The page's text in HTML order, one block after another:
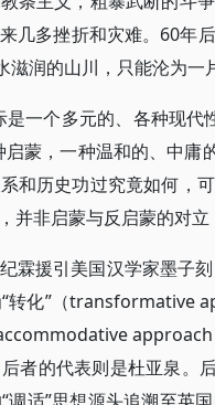
几多挫折和灾难。60年
润的山川，只能沦为一
一个多元的、各种现
蒙，一种温和的、中庸
和历史功过究竟如何，
并非启蒙与反启蒙的对
霖援引美国汉学家墨子
转化”（transformative
approach
者的代表则是杜亚泉。